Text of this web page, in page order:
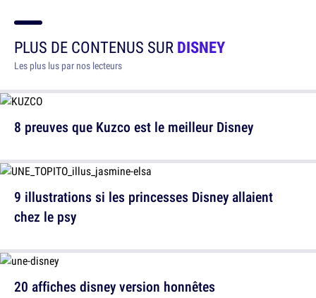
PLUS DE CONTENUS SURDISNEY
Les plus lus par nos lecteurs
8 preuves que Kuzco est le meilleur Disney
20 affiches disney version honnêtes
9 illustrations si les princesses Disney allaient
chez le psy